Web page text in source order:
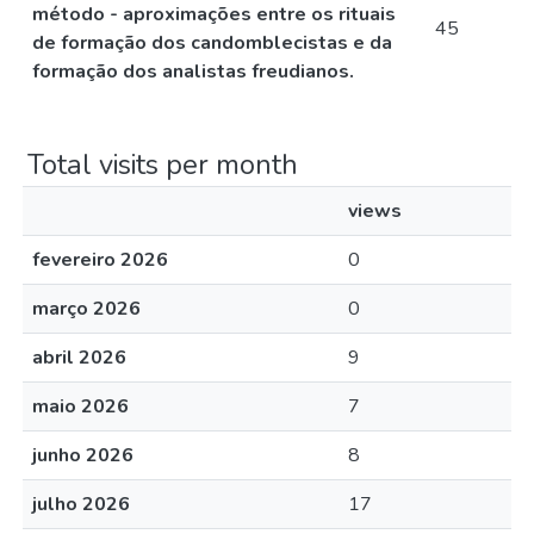
método - aproximações entre os rituais
de formação dos candomblecistas e da
formação dos analistas freudianos.
45
Total visits per month
views
fevereiro 2026
0
março 2026
0
abril 2026
9
maio 2026
7
junho 2026
8
julho 2026
17